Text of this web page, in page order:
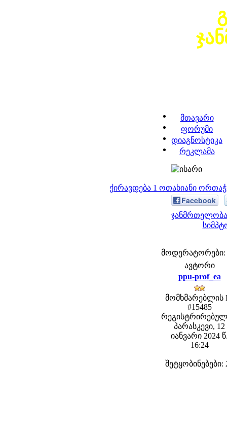
მთავარი
ფორუმი
დიაგნოსტიკა
რეკლამა
ქირავდება 1 ოთახიანი
Facebook
მოდერატორები:
ავტორი
ppu-prof_ea
მომხმარებლის
#15485
პარასკევი, 12
იანვარი 2024
16:24
შეტყობინებები: